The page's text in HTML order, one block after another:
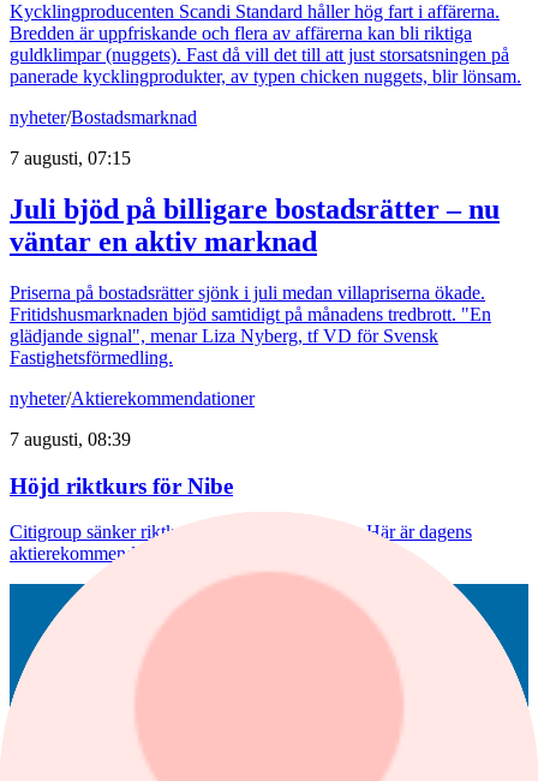
Kycklingproducenten Scandi Standard håller hög fart i affärerna.
Bredden är uppfriskande och flera av affärerna kan bli riktiga
guldklimpar (nuggets). Fast då vill det till att just storsatsningen på
panerade kycklingprodukter, av typen chicken nuggets, blir lönsam.
nyheter/Bostadsmarknad
7 augusti, 07:15
Juli bjöd på billigare bostadsrätter – nu
väntar en aktiv marknad
Priserna på bostadsrätter sjönk i juli medan villapriserna ökade.
Fritidshusmarknaden bjöd samtidigt på månadens tredbrott. "En
glädjande signal", menar Liza Nyberg, tf VD för Svensk
Fastighetsförmedling.
nyheter/Aktierekommendationer
7 augusti, 08:39
Höjd riktkurs för Nibe
Citigroup sänker riktkursen för Novo Nordisk. Här är dagens
aktierekommendationer.